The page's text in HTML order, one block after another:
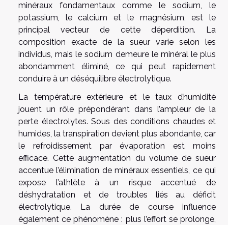
minéraux fondamentaux comme le sodium, le
potassium, le calcium et le magnésium, est le
principal vecteur de cette déperdition. La
composition exacte de la sueur varie selon les
individus, mais le sodium demeure le minéral le plus
abondamment éliminé, ce qui peut rapidement
conduire à un déséquilibre électrolytique.
La température extérieure et le taux d’humidité
jouent un rôle prépondérant dans l’ampleur de la
perte électrolytes. Sous des conditions chaudes et
humides, la transpiration devient plus abondante, car
le refroidissement par évaporation est moins
efficace. Cette augmentation du volume de sueur
accentue l’élimination de minéraux essentiels, ce qui
expose l’athlète à un risque accentué de
déshydratation et de troubles liés au déficit
électrolytique. La durée de course influence
également ce phénomène : plus l’effort se prolonge,